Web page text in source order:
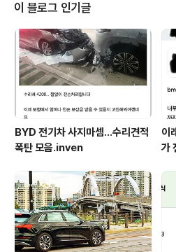
이 블로그 인기글
BYD 전기차 사지마셈...수리견적
폭탄 모음.inven
이
가